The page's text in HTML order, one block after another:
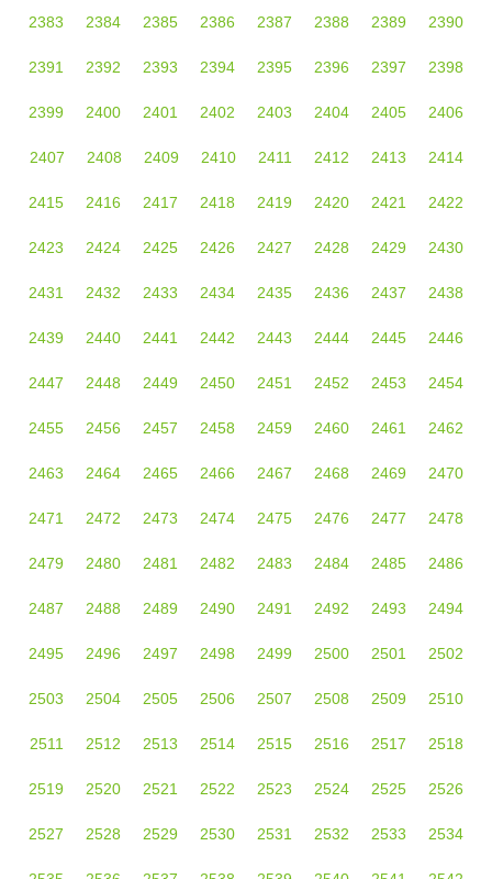
2383 2384 2385 2386 2387 2388 2389 2390
2391 2392 2393 2394 2395 2396 2397 2398
2399 2400 2401 2402 2403 2404 2405 2406
2407 2408 2409 2410 2411 2412 2413 2414
2415 2416 2417 2418 2419 2420 2421 2422
2423 2424 2425 2426 2427 2428 2429 2430
2431 2432 2433 2434 2435 2436 2437 2438
2439 2440 2441 2442 2443 2444 2445 2446
2447 2448 2449 2450 2451 2452 2453 2454
2455 2456 2457 2458 2459 2460 2461 2462
2463 2464 2465 2466 2467 2468 2469 2470
2471 2472 2473 2474 2475 2476 2477 2478
2479 2480 2481 2482 2483 2484 2485 2486
2487 2488 2489 2490 2491 2492 2493 2494
2495 2496 2497 2498 2499 2500 2501 2502
2503 2504 2505 2506 2507 2508 2509 2510
2511 2512 2513 2514 2515 2516 2517 2518
2519 2520 2521 2522 2523 2524 2525 2526
2527 2528 2529 2530 2531 2532 2533 2534